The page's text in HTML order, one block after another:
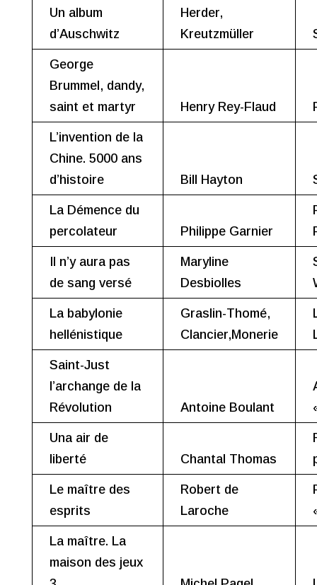
Un album
d’Auschwitz
Herder,
Kreutzmüller
George
Brummel, dandy,
saint et martyr
Henry Rey-Flaud
L’invention de la
Chine. 5000 ans
d’histoire
Bill Hayton
La Démence du
percolateur
Philippe Garnier
Il n’y aura pas
de sang versé
Maryline
Desbiolles
La babylonie
hellénistique
Graslin-Thomé,
Clancier,Monerie
Saint-Just
l’archange de la
Révolution
Antoine Boulant
Una air de
liberté
Chantal Thomas
Le maître des
esprits
Robert de
Laroche
La maître. La
maison des jeux